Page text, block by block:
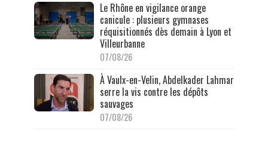
Le Rhône en vigilance orange
canicule : plusieurs gymnases
réquisitionnés dès demain à Lyon et
Villeurbanne
07/08/26
À Vaulx-en-Velin, Abdelkader Lahmar
serre la vis contre les dépôts
sauvages
07/08/26